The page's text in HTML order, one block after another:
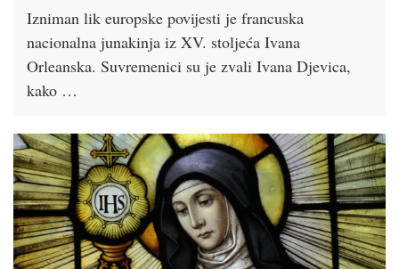
Izniman lik europske povijesti je francuska
nacionalna junakinja iz XV. stoljeća Ivana
Orleanska. Suvremenici su je zvali Ivana Djevica,
kako …